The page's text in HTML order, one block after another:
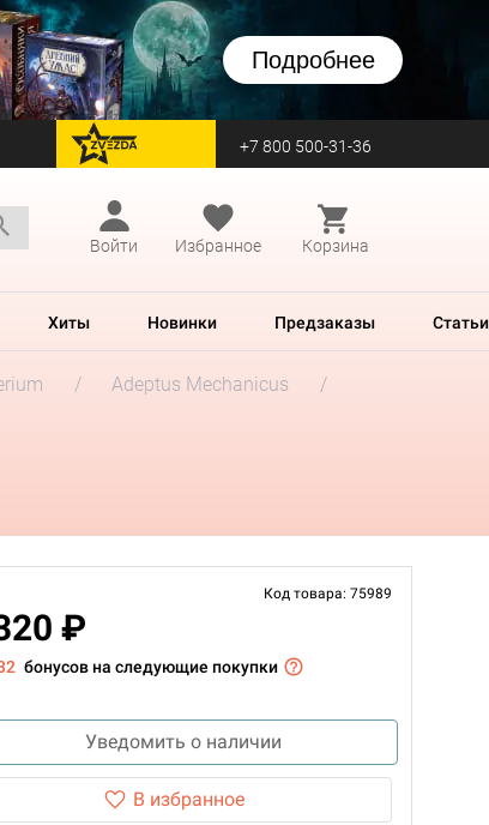
Подробнее
перейти на Zvezda +7 800 500-31-36
Войти
Избранное Корзина
Хиты Новинки Предзаказы Статьи
Adeptus Mechanicus
Код товара: 75989
₽
бонусов на следующие покупки
Уведомить о наличии
В избранное